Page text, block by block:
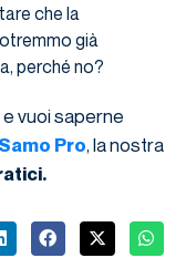
che la
già
perché no?
vuoi saperne
Pro, la nostra